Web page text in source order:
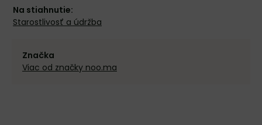
Na stiahnutie:
Starostlivosť a údržba
Značka
Viac od značky noo.ma